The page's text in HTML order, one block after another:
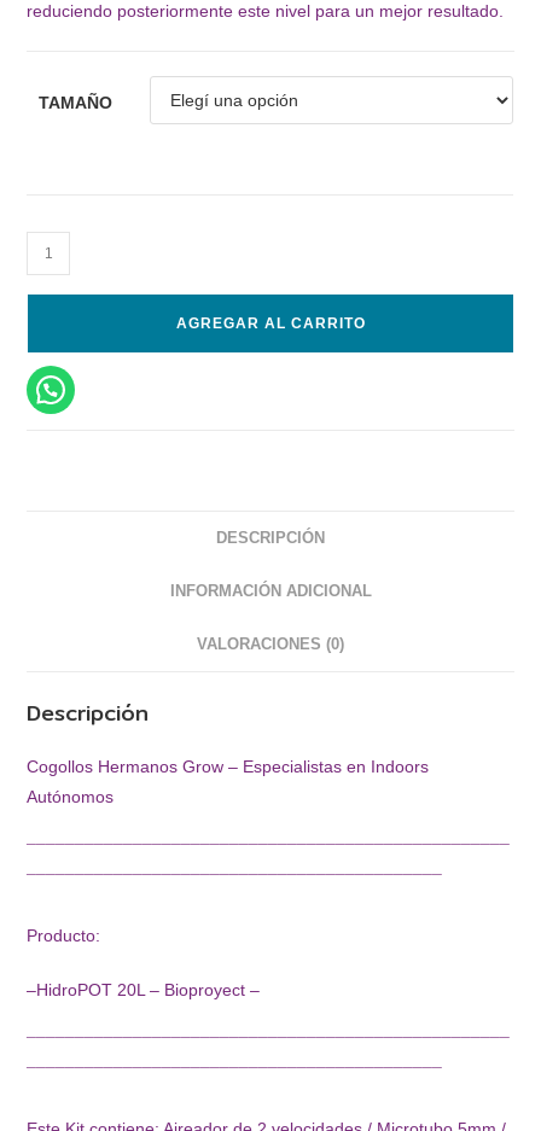
reduciendo posteriormente este nivel para un mejor resultado.
TAMAÑO
AGREGAR AL CARRITO
DESCRIPCIÓN
INFORMACIÓN ADICIONAL
VALORACIONES (0)
Descripción
Cogollos Hermanos Grow – Especialistas en Indoors
Autónomos
¯¯¯¯¯¯¯¯¯¯¯¯¯¯¯¯¯¯¯¯¯¯¯¯¯¯¯¯¯¯¯¯¯¯¯¯¯¯¯¯¯¯¯¯¯¯¯¯¯¯
¯¯¯¯¯¯¯¯¯¯¯¯¯¯¯¯¯¯¯¯¯¯¯¯¯¯¯¯¯¯¯¯¯¯¯¯¯¯¯¯¯¯¯
Producto:
–HidroPOT 20L – Bioproyect –
¯¯¯¯¯¯¯¯¯¯¯¯¯¯¯¯¯¯¯¯¯¯¯¯¯¯¯¯¯¯¯¯¯¯¯¯¯¯¯¯¯¯¯¯¯¯¯¯¯¯
¯¯¯¯¯¯¯¯¯¯¯¯¯¯¯¯¯¯¯¯¯¯¯¯¯¯¯¯¯¯¯¯¯¯¯¯¯¯¯¯¯¯¯